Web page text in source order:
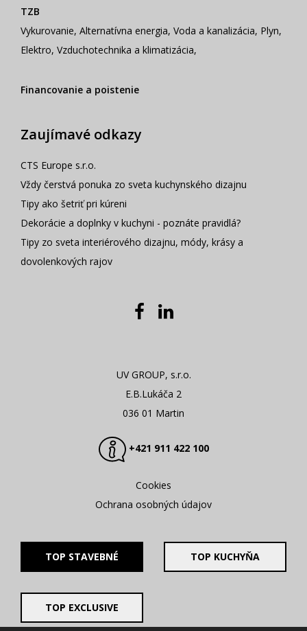
TZB
Vykurovanie, Alternatívna energia, Voda a kanalizácia, Plyn,
Elektro, Vzduchotechnika a klimatizácia,
Financovanie a poistenie
Zaujímavé odkazy
CTS Europe s.r.o.
Vždy čerstvá ponuka zo sveta kuchynského dizajnu
Tipy ako šetriť pri kúreni
Dekorácie a doplnky v kuchyni - poznáte pravidlá?
Tipy zo sveta interiérového dizajnu, módy, krásy a
dovolenkových rajov
UV GROUP, s.r.o.
E.B.Lukáča 2
036 01 Martin
+421 911 422 100
Cookies
Ochrana osobných údajov
TOP STAVEBNÉ TOP KUCHYŇA
TOP EXCLUSIVE